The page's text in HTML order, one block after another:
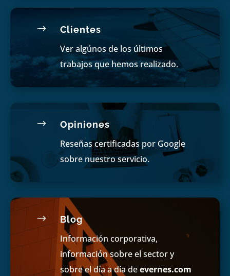
$ Clientes
Ver algúnos de los últimos
trabajos que hemos realizado.
$ Opiniones
Reseñas certificadas por Google
sobre nuestro servicio.
$ Blog
Información corporativa,
información sobre el sector y
sobre el día a día deevernes.com